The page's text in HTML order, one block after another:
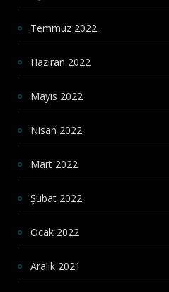
Temmuz 2022
Haziran 2022
Mayıs 2022
Nisan 2022
Mart 2022
Şubat 2022
Ocak 2022
Aralık 2021